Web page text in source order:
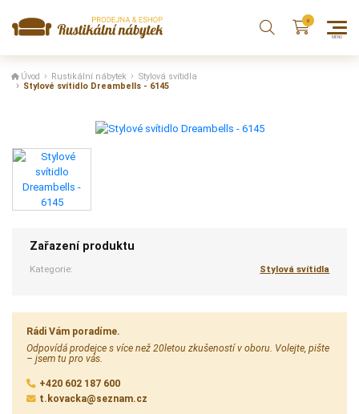
Úvod Rustikální nábytek
Stylová svítidla
Stylové svítidlo Dreambells - 6145
Zařazení produktu
Kategorie: Stylová svítidla
Rádi Vám poradíme.
Odpovídá prodejce s více než 20letou zkušeností v oboru. Volejte, pište
– jsem tu pro vás.
+420 602 187 600
t.kovacka@seznam.cz